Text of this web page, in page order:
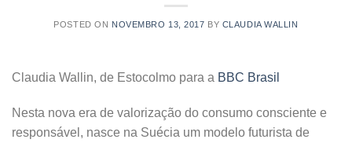
POSTED ON NOVEMBRO 13, 2017 BY CLAUDIA WALLIN
Claudia Wallin, de Estocolmo para a BBC Brasil
Nesta nova era de valorização do consumo consciente e
responsável, nasce na Suécia um modelo futurista de